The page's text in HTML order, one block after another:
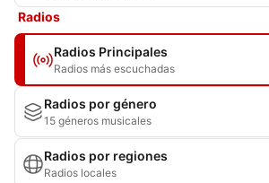
Radios
Radios Principales
Radios más escuchadas
Radios por género
15 géneros musicales
Radios por regiones
Radios locales